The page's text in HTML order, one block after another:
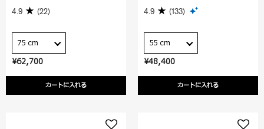
¥62,700
カートに入れる
4.9 (22)
75 cm
¥48,400
カートに入れる
4.9 (133)
55 cm